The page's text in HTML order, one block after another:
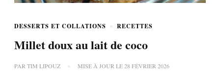
DESSERTS ET COLLATIONS RECETTES
Millet doux au lait de coco
PAR TIM LIPOUZ MISE À JOUR LE28 FÉVRIER 2026